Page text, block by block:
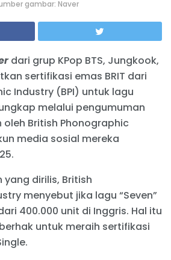
gambar: Naver
dari grup KPop BTS, Jungkook,
sertifikasi emas BRIT dari
Industry (BPI) untuk lagu
melalui pengumuman
British Phonographic
media sosial mereka
dirilis, British
menyebut jika lagu “Seven”
400.000 unit di Inggris. Hal itu
untuk meraih sertifikasi